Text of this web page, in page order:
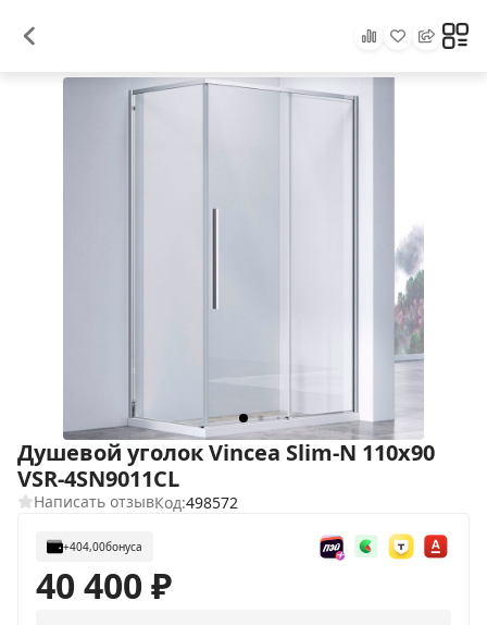
Душевой уголок Vincea Slim-N 110x90
VSR-4SN9011CL
Написать отзывКод:498572
+404,00бонуса
40 400₽